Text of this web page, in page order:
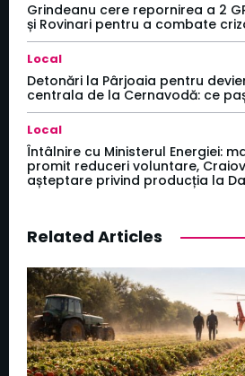
Grindeanu cere repornirea a 2
și Rovinari pentru a combate
Local
Detonări la Pârjoaia pentru
centrala de la Cernavodă: ce
Local
Întâlnire cu Ministerul Energiei:
promit reduceri voluntare,
așteptare privind producția la
Related Articles